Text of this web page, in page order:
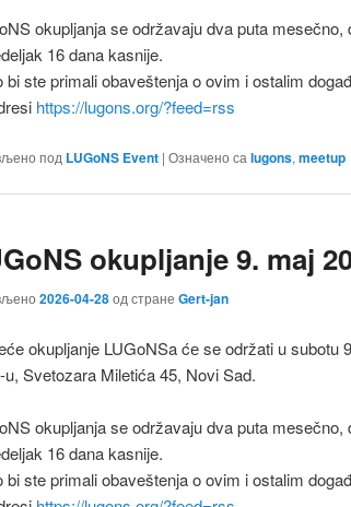
okupljanja se održavaju dva puta
16 dana kasnije.
bi ste primali obaveštenja o ovim i ostalim
https://lugons.org/?feed=rss
под LUGoNS Event | Означено са lugons, meetup
okupljanje 9. maj
2026-04-28од стране Gert-jan
okupljanje LUGoNSa ćе se održati u subotu
u, Svetozara Miletića 45, Novi Sad.
okupljanja se održavaju dva puta
16 dana kasnije.
bi ste primali obaveštenja o ovim i ostalim